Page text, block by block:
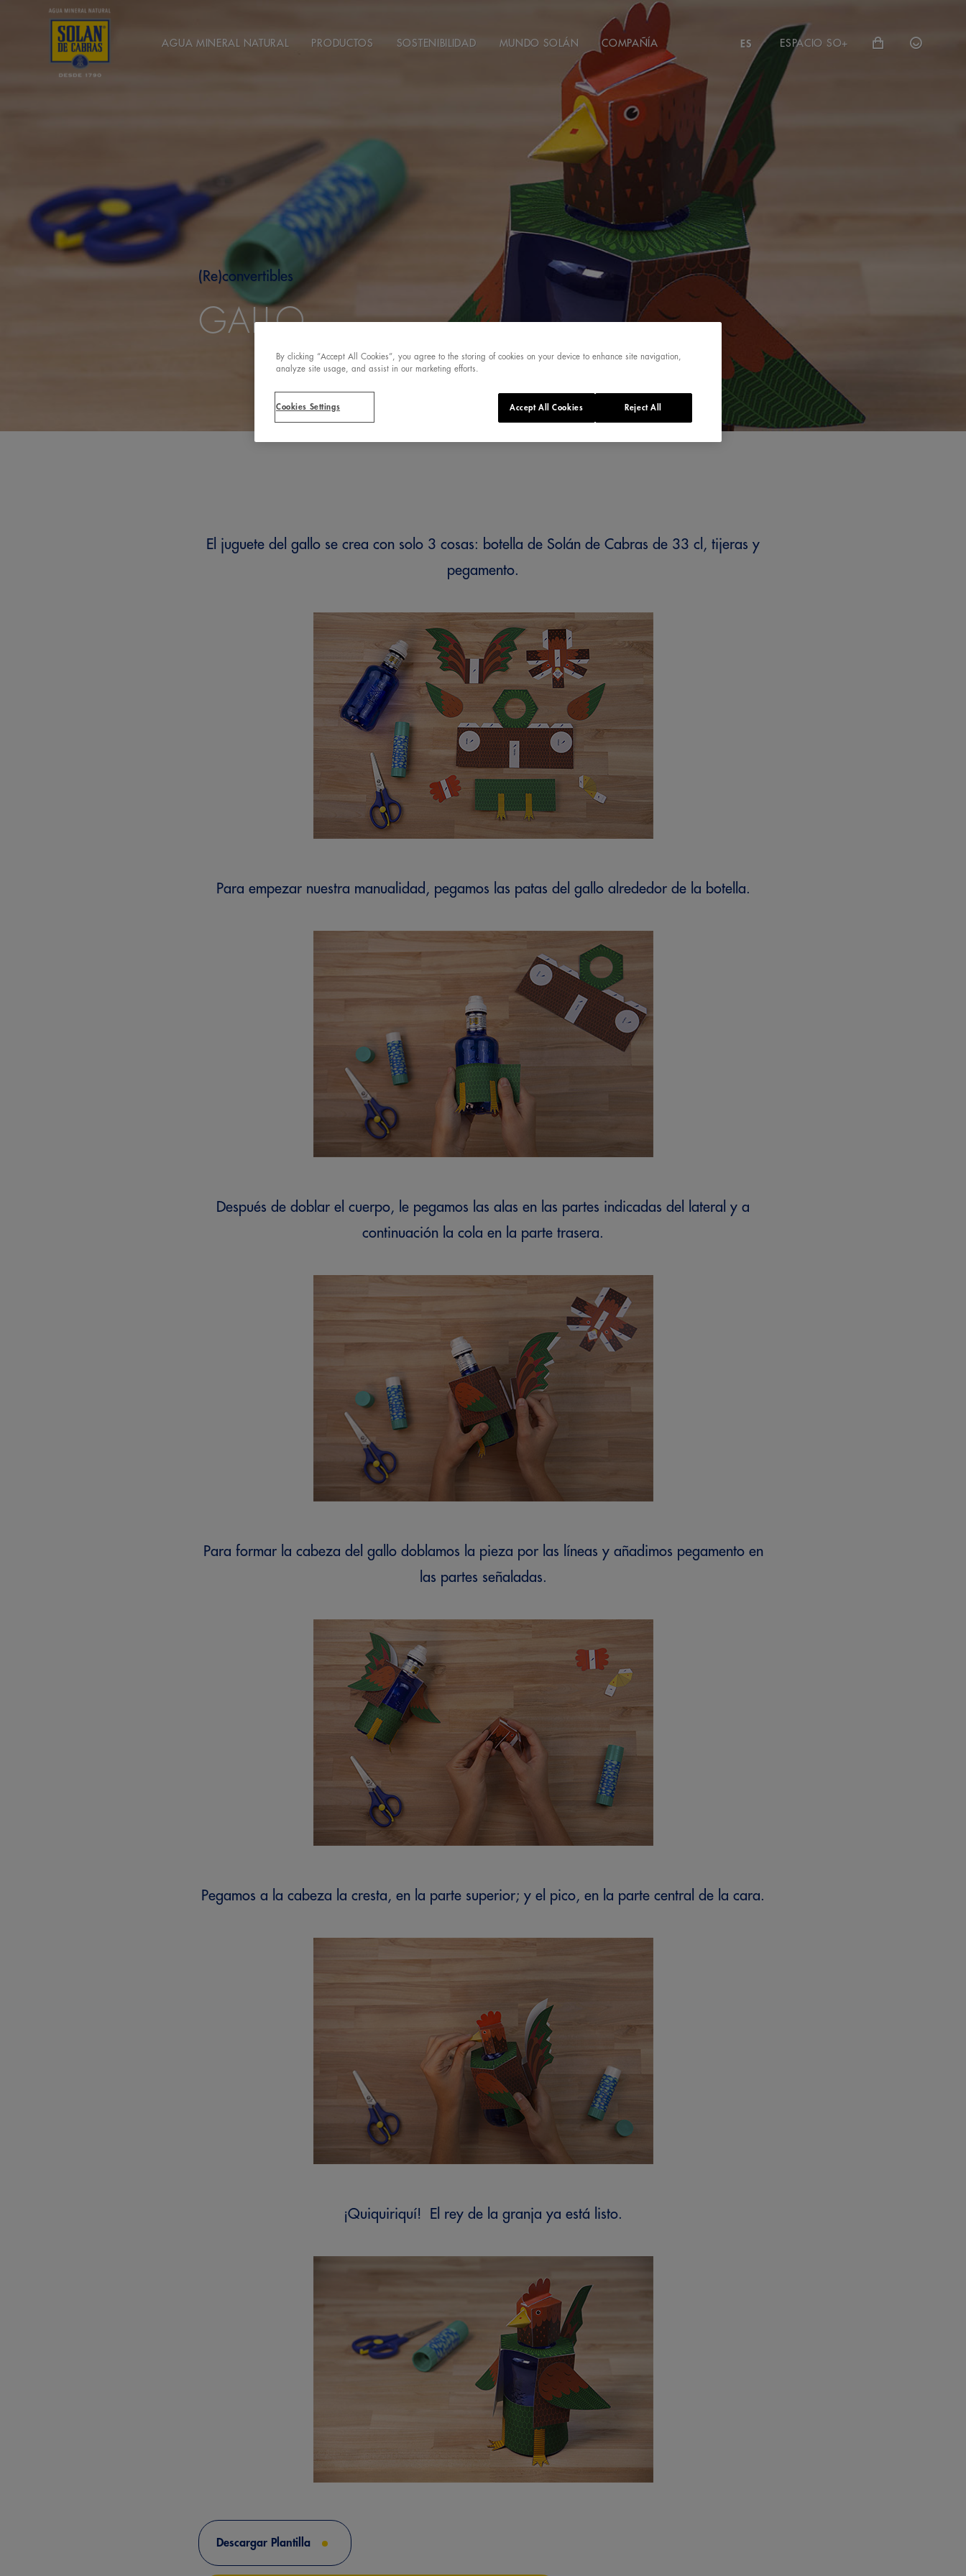
AGUA MINERAL NATURAL PRODUCTOS SOSTENIBILIDAD MUNDO SOLÁN COMPAÑÍA ES ESPACIO SO+
(Re)convertibles
GALLO
El juguete del gallo se crea con solo 3 cosas: botella de Solán de Cabras de 33 cl, tijeras y
pegamento.
Para empezar nuestra manualidad, pegamos las patas del gallo alrededor de la botella.
Después de doblar el cuerpo, le pegamos las alas en las partes indicadas del lateral y a
continuación la cola en la parte trasera.
Para formar la cabeza del gallo doblamos la pieza por las líneas y añadimos pegamento en
las partes señaladas.
Pegamos a la cabeza la cresta, en la parte superior; y el pico, en la parte central de la cara.
¡Quiquiriquí! El rey de la granja ya está listo.
Descargar Plantilla
By clicking “Accept All Cookies”, you agree to the storing of cookies on your device to enhance site navigation,
analyze site usage, and assist in our marketing efforts.
Reject All
Accept All Cookies
Cookies Settings